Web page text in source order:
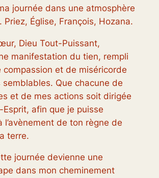
journée dans une atmosphère
Priez, Église, François, Hozana.
Dieu Tout-Puissant,
manifestation du tien, rempli
compassion et de miséricorde
semblables. Que chacune de
et de mes actions soit dirigée
Esprit, afin que je puisse
l’avènement de ton règne de
terre.
journée devienne une
dans mon cheminement